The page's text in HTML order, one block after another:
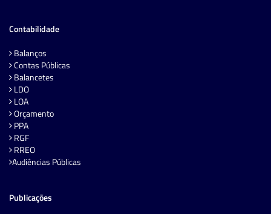
Contabilidade
Balanços
Contas Públicas
Balancetes
LDO
LOA
Orçamento
PPA
RGF
RREO
Audiências Públicas
Publicações